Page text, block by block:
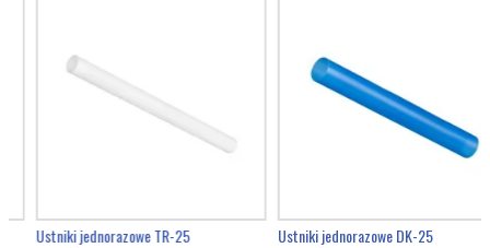
Ustniki jednorazowe TR-25 Ustniki jednorazowe DK-25